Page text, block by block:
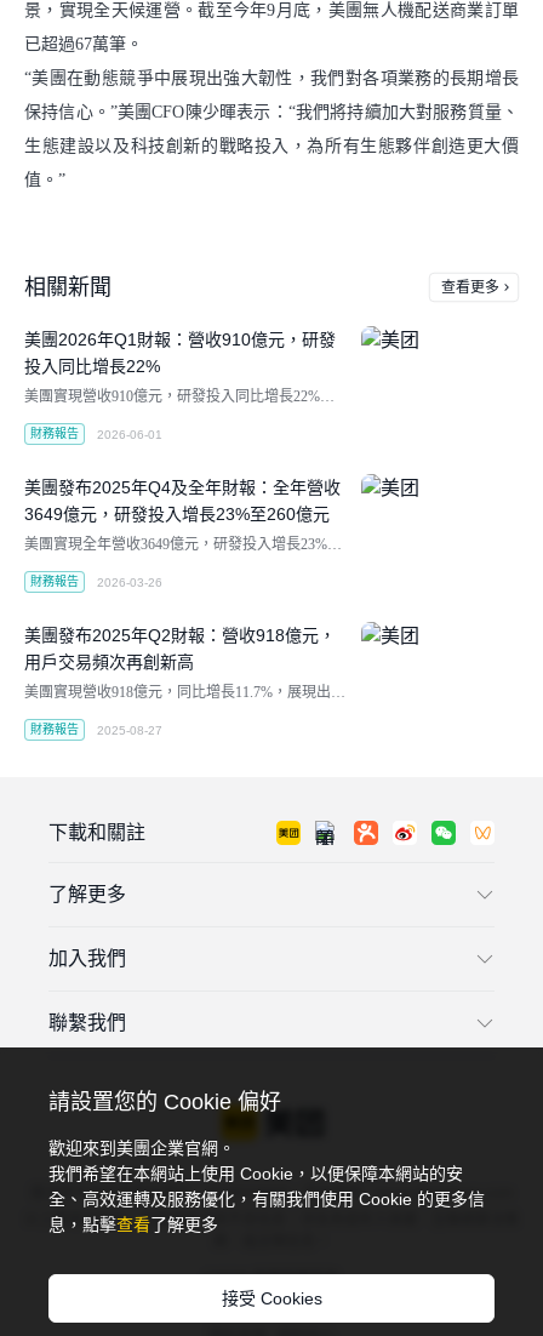
景，實現全天候運營。截至今年9月底，美團無人機配送商業訂單
已超過67萬筆。
“美團在動態競爭中展現出強大韌性，我們對各項業務的長期增長
保持信心。”美團CFO陳少暉表示：“我們將持續加大對服務質量、
生態建設以及科技創新的戰略投入，為所有生態夥伴創造更大價
值。”
相關新聞 查看更多
美團2026年Q1財報：營收910億元，研發
投入同比增長22%
美團實現營收910億元，研發投入同比增長22%至7
0億元。
財務報告 2026-06-01
美團發布2025年Q4及全年財報：全年營收
3649億元，研發投入增長23%至260億元
美團實現全年營收3649億元，研發投入增長23%至
260億元。
財務報告 2026-03-26
美團發布2025年Q2財報：營收918億元，
用戶交易頻次再創新高
美團實現營收918億元，同比增長11.7%，展現出穩
健的發展態勢。
財務報告 2025-08-27
請設置您的 Cookie 偏好
歡迎來到美團企業官網。
我們希望在本網站上使用 Cookie，以便保障本網站的安
全、高效運轉及服務優化，有關我們使用 Cookie 的更多信
息，點擊查看了解更多
接受 Cookies
了解更多
加入我們
聯繫我們
下載和關註
違法和不良信息投訴電話：4006018900，投訴郵箱：tousu@meituan.com
以上渠道可投訴：互聯網違法和不良信息，涉及未成年人保護、互聯網算法推
©2026 美團版權所有
京公網安備 11000002002052號